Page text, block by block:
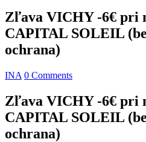
Zľava VICHY -6€ pri
CAPITAL SOLEIL
ochrana)
INA 0 Comments
Zľava VICHY -6€ pri
CAPITAL SOLEIL
ochrana)